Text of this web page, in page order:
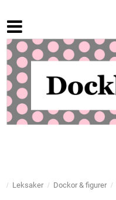
Leksaker Dockor & figurer